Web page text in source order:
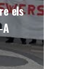
els